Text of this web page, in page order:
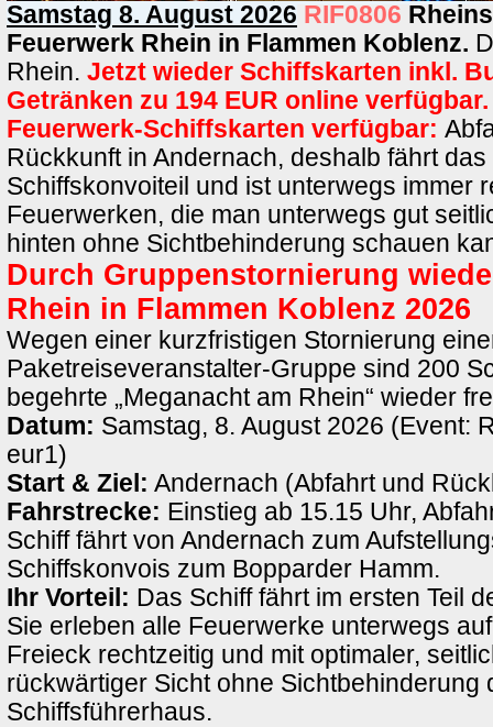
Samstag 8. August 2026 RIF0806
Feuerwerk Rhein in Flammen Koblenz.
Rhein. Jetzt wieder Schiffskarten inkl.
Getränken zu 194 EUR online verfügbar.
Feuerwerk-Schiffskarten verfügbar:
Rückkunft in Andernach, deshalb fährt
Schiffskonvoiteil und ist unterwegs immer
Feuerwerken, die man unterwegs gut
hinten ohne Sichtbehinderung schauen
Durch Gruppenstornierung
Rhein in Flammen Koblenz 2026
Wegen einer kurzfristigen Stornierung
Paketreiseveranstalter-Gruppe sind 200
begehrte „Meganacht am Rhein“ wieder
Datum: Samstag, 8. August 2026 (Event:
eur1)
Start & Ziel: Andernach (Abfahrt und
Fahrstrecke: Einstieg ab 15.15 Uhr,
Schiff fährt von Andernach zum
Schiffskonvois zum Bopparder Hamm.
Ihr Vorteil: Das Schiff fährt im ersten Teil
Sie erleben alle Feuerwerke unterwegs
Freieck rechtzeitig und mit optimaler,
rückwärtiger Sicht ohne Sichtbehinderung
Schiffsführerhaus.